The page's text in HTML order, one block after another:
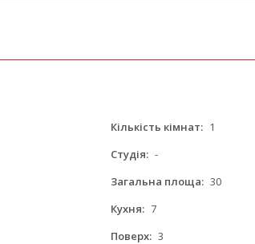
Кількість кімнат: 1
Студія: -
Загальна площа: 30
Кухня: 7
Поверх: 3